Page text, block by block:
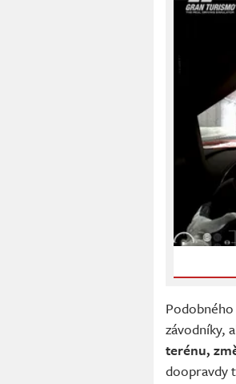
závodníky,
terénu,
doopravdy